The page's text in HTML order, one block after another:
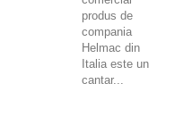
produs de
compania
Helmac din
Italia este un
cantar...